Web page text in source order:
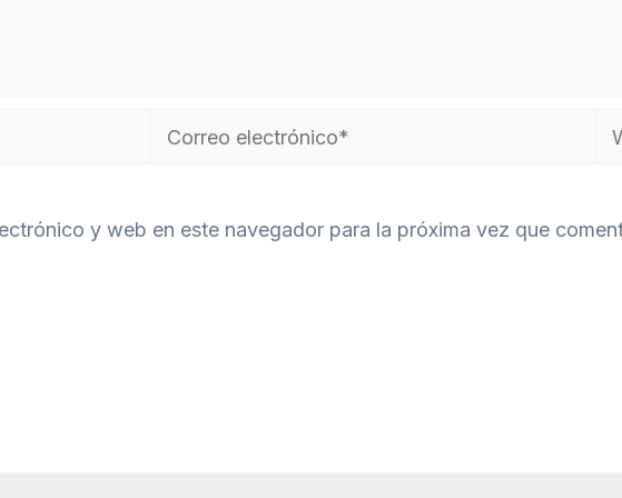
Correo
y web en este navegador para la próxima vez que